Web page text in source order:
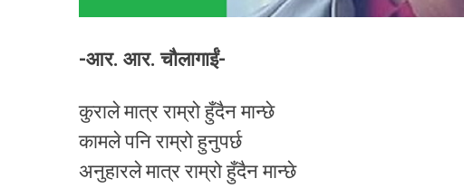
-आर. आर. चौलागाईं-
कुराले मात्र राम्रो हुँदैन मान्छे
कामले पनि राम्रो हुनुपर्छ
अनुहारले मात्र राम्रो हुँदैन मान्छे